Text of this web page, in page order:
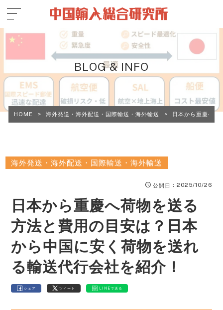
BLOG & INFO
HOME > 海外発送・海外配送・国際輸送・海外輸送 > 日本から重慶へ荷
海外発送・海外配送・国際輸送・海外輸送
公開日 ：2025/10/26
日本から重慶へ荷物を送る
方法と費用の目安は？日本
から中国に安く荷物を送れ
る輸送代行会社を紹介！
シェア ツイート LINEで送る